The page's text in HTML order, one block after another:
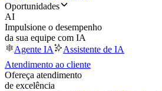
Oportunidades
AI
Impulsione o desempenho
da sua equipe com IA
Agente IA
Assistente de IA
Atendimento ao cliente
Ofereça atendimento
de excelência